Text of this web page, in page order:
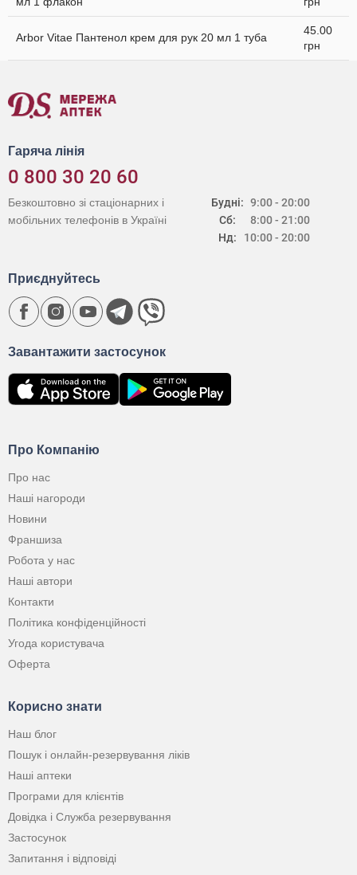
Arbor Vitae Пантенол крем для рук 20 мл 1 туба
45.00
грн
Гаряча лінія
0 800 30 20 60
Будні:
Сб:
Нд:
9:00 - 20:00
8:00 - 21:00
10:00 - 20:00
Безкоштовно зі стаціонарних і
мобільних телефонів в Україні
Про Компанію
Про нас
Наші нагороди
Новини
Франшиза
Робота у нас
Наші автори
Контакти
Політика конфіденційності
Угода користувача
Оферта
Корисно знати
Наш блог
Пошук і онлайн-резервування ліків
Наші аптеки
Програми для клієнтів
Довідка і Служба резервування
Застосунок
Запитання і відповіді
Завантажити застосунок
Приєднуйтесь